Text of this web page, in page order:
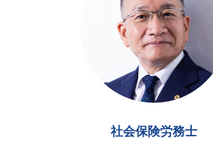
社会保険労務士